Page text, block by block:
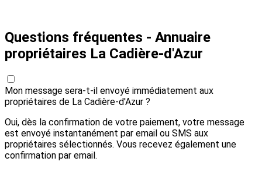
Questions fréquentes - Annuaire
propriétaires La Cadière-d'Azur
Mon message sera-t-il envoyé immédiatement aux
propriétaires de La Cadière-d'Azur ?
Oui, dès la confirmation de votre paiement, votre message
est envoyé instantanément par email ou SMS aux
propriétaires sélectionnés. Vous recevez également une
confirmation par email.